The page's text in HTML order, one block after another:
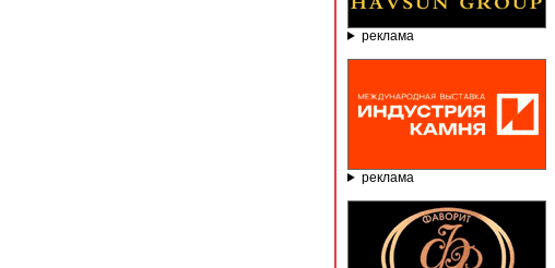
реклама
реклама